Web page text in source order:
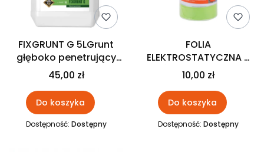
FIXGRUNT G 5LGrunt
głęboko penetrujący
drobnocząsteczkowy
LAKMA
45,00 zł
Do koszyka
Dostępność: Dostępny
FOLIA
ELEKTROSTATYCZNA Z
TAŚMA SPEEDY MASK
COMFORT MOTIVE
10,00 zł
Do koszyka
Dostępność: Dostępny